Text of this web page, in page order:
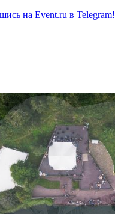
на Event.ru в Telegram!